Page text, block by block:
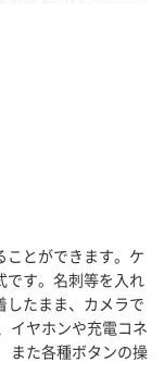
ことができます。ケ
です。名刺等を入れ
したまま、カメラで
イヤホンや充電コネ
また各種ボタンの操